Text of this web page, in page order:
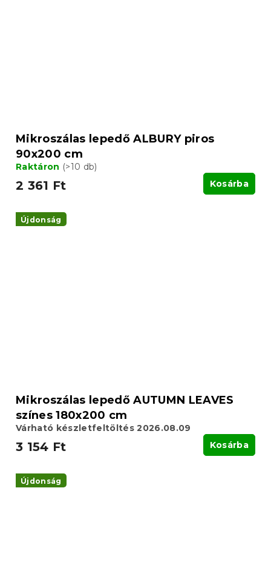
Mikroszálas lepedő ALBURY piros
90x200 cm
Raktáron (>10 db)
2 361 Ft Kosárba
Újdonság
Mikroszálas lepedő AUTUMN LEAVES
színes 180x200 cm
Várható készletfeltöltés 2026.08.09
3 154 Ft Kosárba
Újdonság